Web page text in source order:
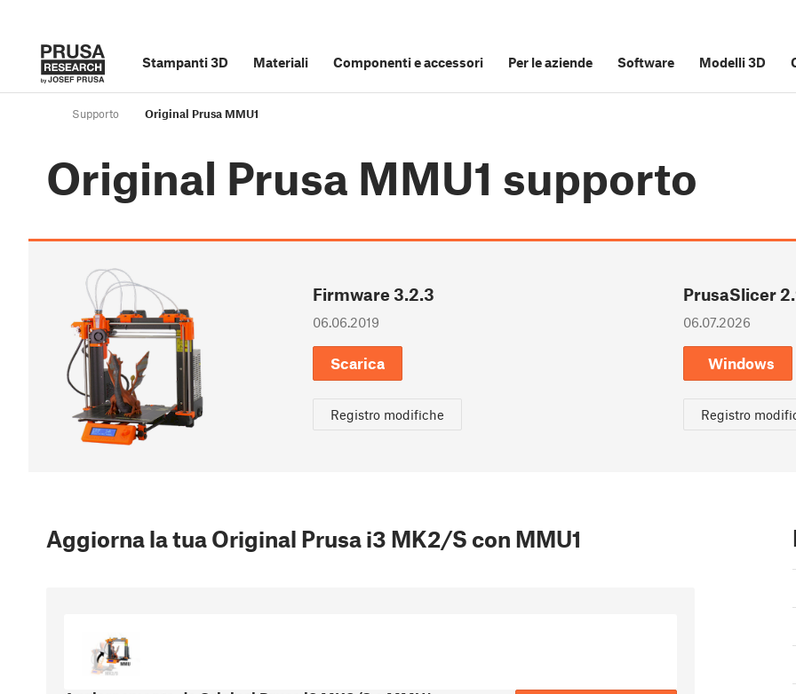
Stampanti 3D Materiali Componenti e accessori Per le aziende Software Modelli 3D
Supporto Original Prusa MMU1
Original Prusa MMU1 supporto
Firmware 3.2.3
06.06.2019
Scarica
Registro modifiche
PrusaSlicer
06.07.2026
Windows
Registro
Aggiorna la tua Original Prusa i3 MK2/S con MMU1